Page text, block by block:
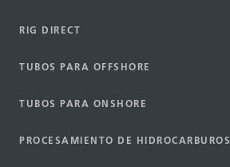
RIG DIRECT
TUBOS PARA OFFSHORE
TUBOS PARA ONSHORE
PROCESAMIENTO DE HIDROCARBUROS